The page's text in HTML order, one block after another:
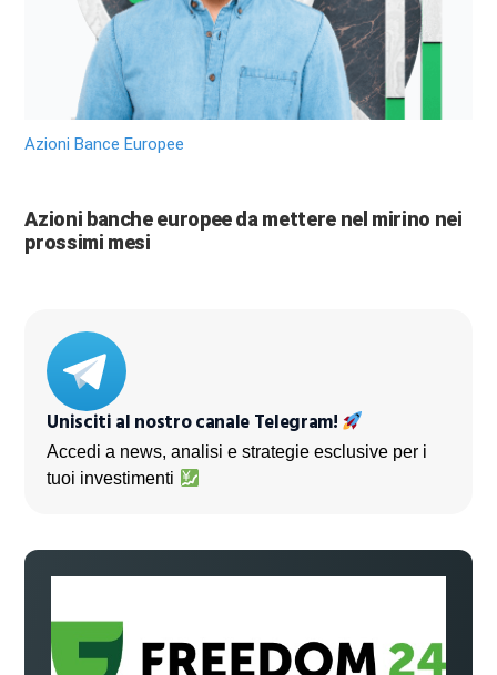
Azioni Bance Europee
Azioni banche europee da mettere nel mirino nei
prossimi mesi
Unisciti al nostro canale Telegram!
Accedi a news, analisi e strategie esclusive per i
tuoi investimenti